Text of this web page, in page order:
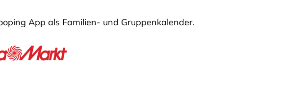
App als Familien- und Gruppenkalender.